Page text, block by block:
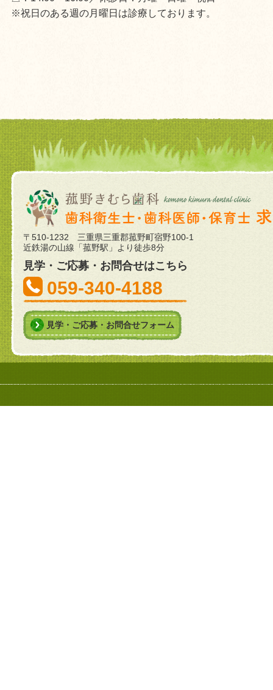
※祝日のある週の月曜日は診療しております。
〒510-1232 三重県三重郡菰野町宿野100-1
近鉄湯の山線「菰野駅」より徒歩8分
見学・ご応募・お問合せはこちら
059-340-4188
見学・ご応募・お問合せフォーム